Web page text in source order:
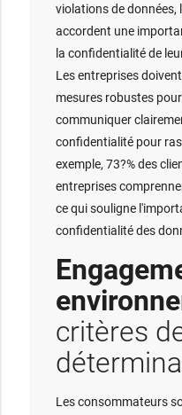
violations de
accordent une
la confidentialité de
Les entreprises
mesures robustes
communiquer
confidentialité pour
exemple, 73?% des
entreprises
ce qui souligne
confidentialité des
critères
Les consommateurs